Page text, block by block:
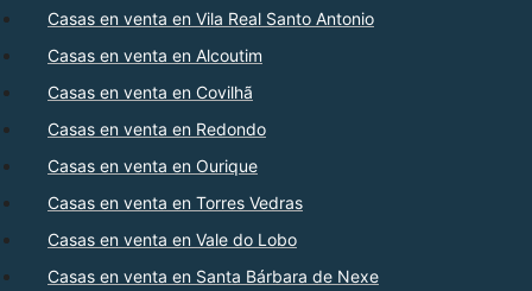
Casas en venta en Vila Real Santo Antonio
Casas en venta en Alcoutim
Casas en venta en Covilhã
Casas en venta en Redondo
Casas en venta en Ourique
Casas en venta en Torres Vedras
Casas en venta en Vale do Lobo
Casas en venta en Santa Bárbara de Nexe